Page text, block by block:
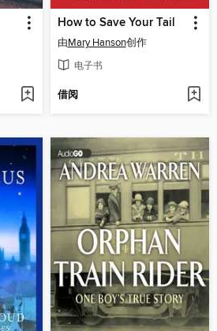
How to Save Your Tail
由Mary Hanson创作
电子书
借阅